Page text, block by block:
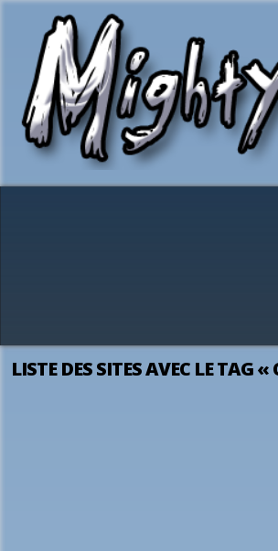
LISTE DES SITES AVEC LE TAG